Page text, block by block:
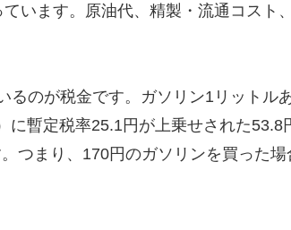
います。原油代、精製・流通コスト
るのが税金です。ガソリン1リットル
に暫定税率25.1円が上乗せされた53.8
つまり、170円のガソリンを買った